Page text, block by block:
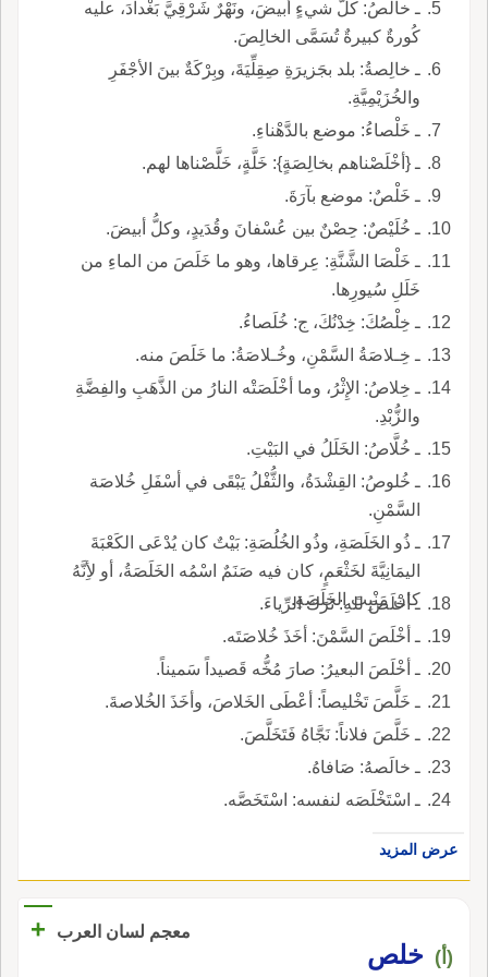
ـ خالصُ: كلُّ شيءٍ أبيضَ، ونَهْرٌ شَرْقِيَّ بَغْدادَ، عليه
كُورةٌ كبيرةٌ تُسَمَّى الخالِصَ.
ـ خالِصةُ: بلد بجَزيرَةِ صِقِلِّيَةَ، وبِرْكَةٌ بينَ الأجْفَرِ
والخُزَيْمِيَّةِ.
ـ خَلْصاءُ: موضع بالدَّهْناءِ.
ـ {أخْلَصْناهم بخالِصَةٍ}: خَلَّةٍ، خَلَّصْناها لهم.
ـ خَلْصٌ: موضع بآرَةَ.
ـ خُلَيْصٌ: حِصْنٌ بين عُسْفانَ وقُدَيدٍ، وكلُّ أبيضَ.
ـ خَلْصَا الشَّنَّةِ: عِرقاها، وهو ما خَلَصَ من الماءِ من
خَلَلِ سُيورِها.
ـ خِلْصُكَ: خِدْنُكَ، ج: خُلَصاءُ.
ـ خِـلاصَةُ السَّمْنِ، وخُـلاصَةُ: ما خَلَصَ منه.
ـ خِلاصُ: الإِثْرُ، وما أخْلَصَتْه النارُ من الذَّهَبِ والفِضَّةِ
والزُّبْدِ.
ـ خُلَّاصُ: الخَلَلُ في البَيْتِ.
ـ خُلوصُ: القِشْدَةُ، والثُّفْلُ يَبْقَى في أسْفَلِ خُلاصَة
السَّمْنِ.
ـ ذُو الخَلَصَةِ، وذُو الخُلُصَةِ: بَيْتٌ كان يُدْعَى الكَعْبَةَ
اليمَانِيَّةَ لخَثْعَمٍ، كان فيه صَنَمٌ اسْمُه الخَلَصَةُ، أو لأِنَّهُ
كان مَنْبِتَ الخَلَصةِ.
ـ أخْلَصَ للهِ: تَرَكَ الرِّياءَ.
ـ أخْلَصَ السَّمْنَ: أخَذَ خُلاصَتَه.
ـ أخْلَصَ البعيرُ: صارَ مُخُّه قَصيداً سَميناً.
ـ خَلَّصَ تَخْليصاً: أعْطَى الخَلاصَ، وأخَذَ الخُلاصةَ.
ـ خَلَّصَ فلاناً: نَجَّاهُ فَتَخَلَّصَ.
ـ خالَصهُ: صَافاهُ.
ـ اسْتَخْلَصَه لنفسه: اسْتَخَصَّه.
عرض المزيد
معجم لسان العرب +
(أ) خلص